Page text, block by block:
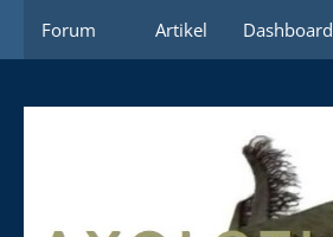
Forum Artikel Dashboard